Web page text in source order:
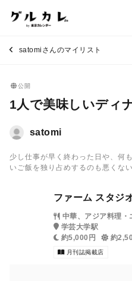
satomiさんのマイリスト
公開
1人で美味しいディ
satomi
少し仕事が早く終わった日や、何
いご飯を独り占めするのも悪くない
ファーム スタジ
中華、アジア料理・
学芸大学駅
約5,000円
約
月刊誌掲載店